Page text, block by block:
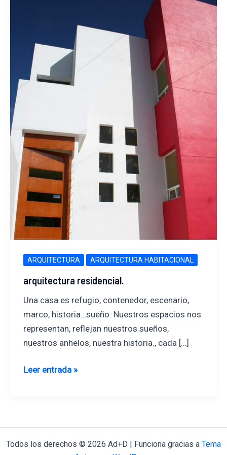
ARQUITECTURA ARQUITECTURA HABITACIONAL
arquitectura residencial.
Una casa es refugio, contenedor, escenario,
marco, historia…sueño. Nuestros espacios nos
representan, reflejan nuestros sueños,
nuestros anhelos, nuestra historia., cada […]
arquitectura
Leer entrada »
Todos los derechos © 2026 Ad+D | Funciona gracias a Tema